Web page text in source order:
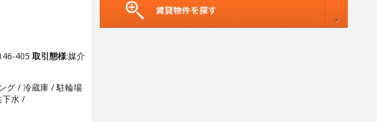
4
6
405 取引態様:媒介
グ / 冷蔵庫 / 駐輪場
下水 /